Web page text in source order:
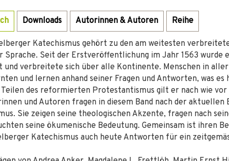
Downloads Autorinnen & Autoren Reihe
Katechismus gehört zu den am weitesten
Sprache. Seit der Erstveröffentlichung im Jahr 1563 wurde
und verbreitete sich über alle Kontinente. Menschen in
und lernen anhand seiner Fragen und Antworten, was es
Teilen des reformierten Protestantismus gilt er nach wie vor
und Autoren fragen in diesem Band nach der aktuellen
Sie zeigen seine theologischen Akzente, fragen nach
seine ökumenische Bedeutung. Gemeinsam ist ihren
Katechismus auch heute Antworten für ein